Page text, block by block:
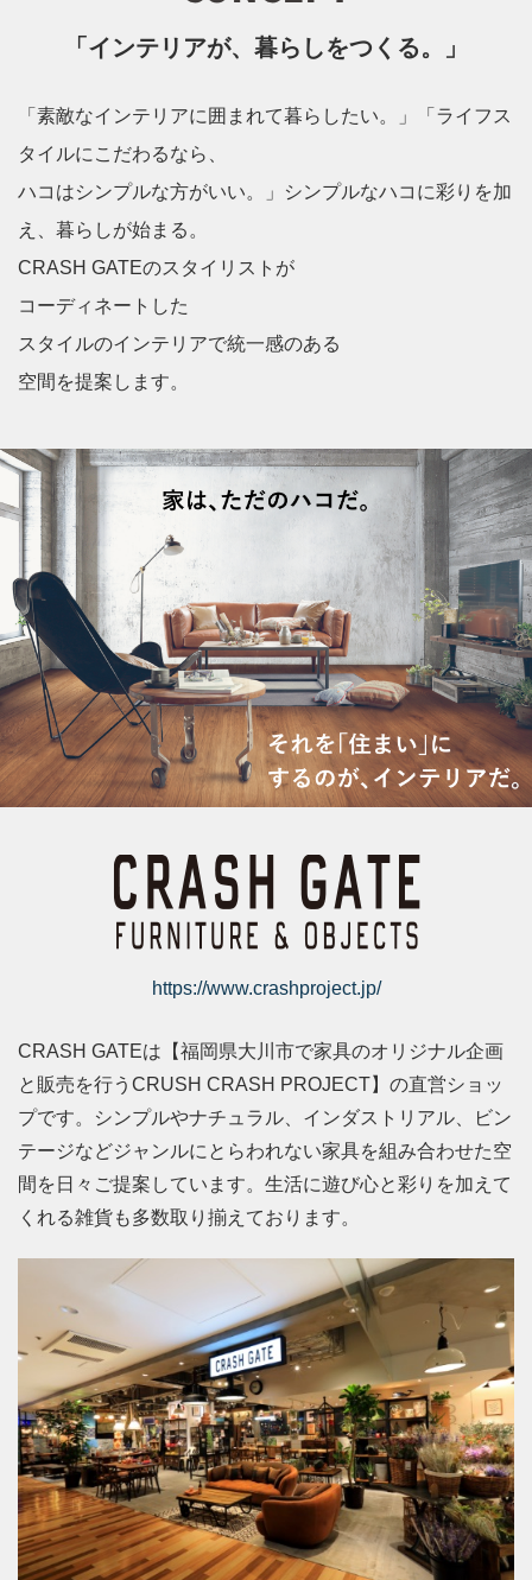
「インテリアが、暮らしをつくる。」
「素敵なインテリアに囲まれて暮らしたい。」「ライフス
タイルにこだわるなら、
ハコはシンプルな方がいい。」シンプルなハコに彩りを加
え、暮らしが始まる。
CRASH GATEのスタイリストが
コーディネートした
スタイルのインテリアで統一感のある
空間を提案します。
https://www.crashproject.jp/
CRASH GATEは【福岡県大川市で家具のオリジナル企画
と販売を行うCRUSH CRASH PROJECT】の直営ショッ
プです。シンプルやナチュラル、インダストリアル、ビン
テージなどジャンルにとらわれない家具を組み合わせた空
間を日々ご提案しています。生活に遊び心と彩りを加えて
くれる雑貨も多数取り揃えております。